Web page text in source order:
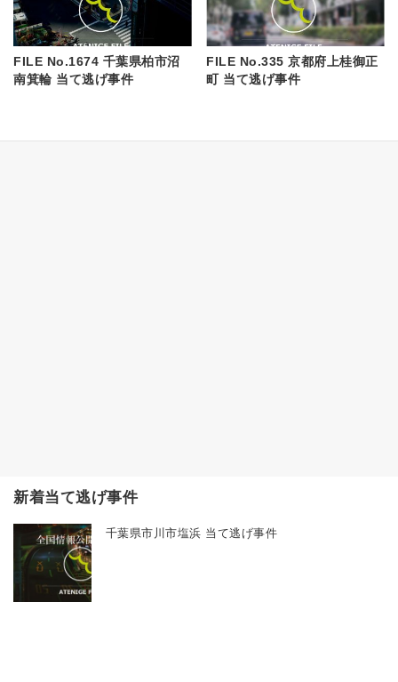
FILE No.1674 千葉県柏市沼
南箕輪 当て逃げ事件
FILE No.335 京都府上桂御正
町 当て逃げ事件
新着当て逃げ事件
千葉県市川市塩浜 当て逃げ事件